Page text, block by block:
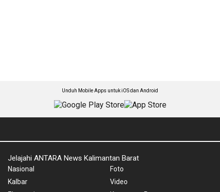
Unduh Mobile Apps untuk iOS dan Android
Jelajahi ANTARA News Kalimantan Barat
Nasional
Kalbar
Foto
Video